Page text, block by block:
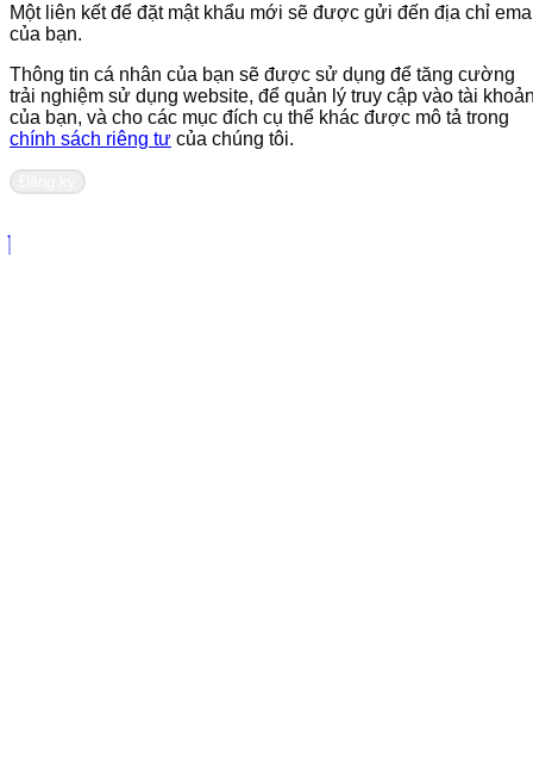
Một liên kết để đặt mật khẩu mới sẽ được gửi đến địa chỉ
của bạn.
Thông tin cá nhân của bạn sẽ được sử dụng để tăng cường
trải nghiệm sử dụng website, để quản lý truy cập vào tài
của bạn, và cho các mục đích cụ thể khác được mô tả trong
chính sách riêng tư của chúng tôi.